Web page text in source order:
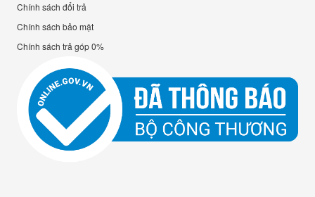
Chính sách đổi trả
Chính sách bảo mật
Chính sách trả góp 0%